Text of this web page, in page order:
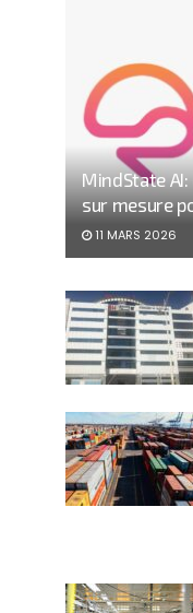
MindState
sur mesure
11 MARS 2026